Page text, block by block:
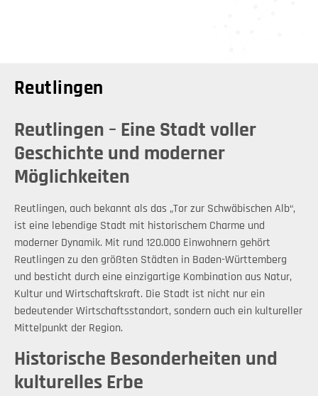
Reutlingen
Reutlingen – Eine Stadt voller
Geschichte und moderner
Möglichkeiten
Reutlingen, auch bekannt als das „Tor zur Schwäbischen Alb“,
ist eine lebendige Stadt mit historischem Charme und
moderner Dynamik. Mit rund 120.000 Einwohnern gehört
Reutlingen zu den größten Städten in Baden-Württemberg
und besticht durch eine einzigartige Kombination aus Natur,
Kultur und Wirtschaftskraft. Die Stadt ist nicht nur ein
bedeutender Wirtschaftsstandort, sondern auch ein kultureller
Mittelpunkt der Region.
Historische Besonderheiten und
kulturelles Erbe